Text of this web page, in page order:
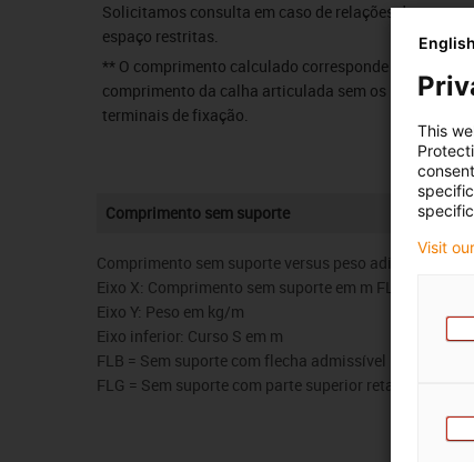
Solicitamos consulta em caso de relações de
espaço restritas.
** O comprimento calculado corresponde ao
comprimento da calha articulada sem os
terminais de fixação.
Comprimento sem suporte
Comprimento sem suporte versus peso adicional
Eixo X: Comprimento sem suporte em m FLB/FLG
Eixo Y: Peso em kg/m
Eixo inferior: Curso S em m
FLB = Sem suporte com flecha admissível
FLG = Sem suporte com parte superior reta
English
This
Visit